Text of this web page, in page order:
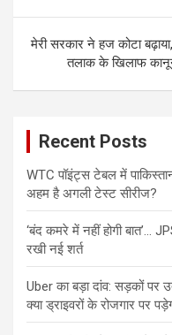
मेरी सरकार ने हज कोटा
तलाक के खिलाफ कानून
Recent Posts
WTC पॉइंट्स टेबल में
अहम है अगली टेस्ट सीरीज?
‘बंद कमरे में नहीं होगी बात’…
रखी नई शर्त
Uber का बड़ा दांव: सड़कों पर
क्या ड्राइवरों के रोजगार पर